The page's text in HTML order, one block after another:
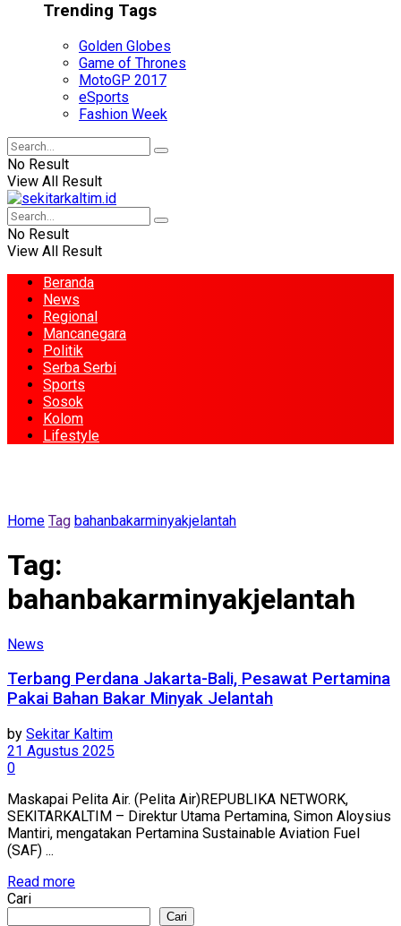
Trending Tags
Golden Globes
Game of Thrones
MotoGP 2017
eSports
Fashion Week
No Result
View All Result
No Result
View All Result
Beranda
News
Regional
Mancanegara
Politik
Serba Serbi
Sports
Sosok
Kolom
Lifestyle
Home Tag bahanbakarminyakjelantah
Tag:
bahanbakarminyakjelantah
News
Terbang Perdana Jakarta-Bali, Pesawat Pertamina
Pakai Bahan Bakar Minyak Jelantah
by Sekitar Kaltim
21 Agustus 2025
0
Maskapai Pelita Air. (Pelita Air)REPUBLIKA NETWORK,
SEKITARKALTIM – Direktur Utama Pertamina, Simon Aloysius
Mantiri, mengatakan Pertamina Sustainable Aviation Fuel
(SAF) ...
Read more
Cari
Cari